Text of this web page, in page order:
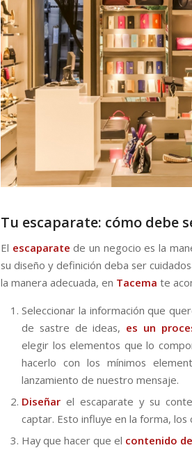
Tu escaparate: cómo debe
El escaparate de un negocio es la
su diseño y definición deba ser
la manera adecuada, en Tacema te
Seleccionar la información que
de sastre de ideas, es un
elegir los elementos que lo
hacerlo con los mínimos
lanzamiento de nuestro mensaje.
Diseñarel escaparate y su
captar. Esto influye en la forma, los
Hay que hacer que el contenido